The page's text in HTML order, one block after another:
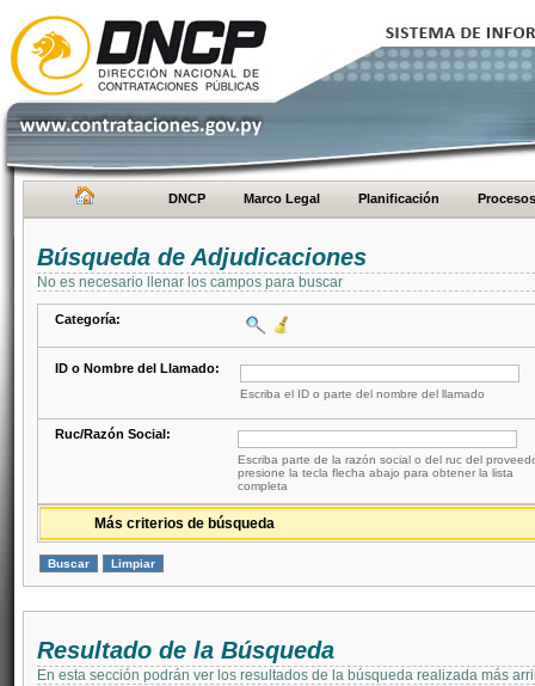
DNCP Marco Legal Planificación Procesos
Búsqueda de Adjudicaciones
No es necesario llenar los campos para buscar
Categoría:
ID o Nombre del Llamado:
Escriba el ID o parte del nombre del llamado
Ruc/Razón Social:
Escriba parte de la razón social o del ruc del
presione la tecla flecha abajo para obtener la lista
completa
Más criterios de búsqueda
Resultado de la Búsqueda
En esta sección podrán ver los resultados de la búsqueda realizada más